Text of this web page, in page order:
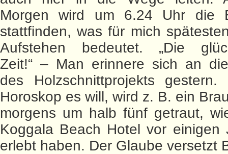
Morgen wird um 6.24 Uhr die
stattfinden, was für mich
Aufstehen bedeutet. „Die
Zeit!“ – Man erinnere sich an
des Holzschnittprojekts
Horoskop es will, wird z. B. ein
morgens um halb fünf getraut,
Koggala Beach Hotel vor einigen
erlebt haben. Der Glaube versetzt